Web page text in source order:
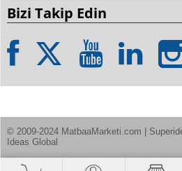
Bizi Takip Edin
© 2009-2024 MatbaaMarketi.com |
Ideas Global